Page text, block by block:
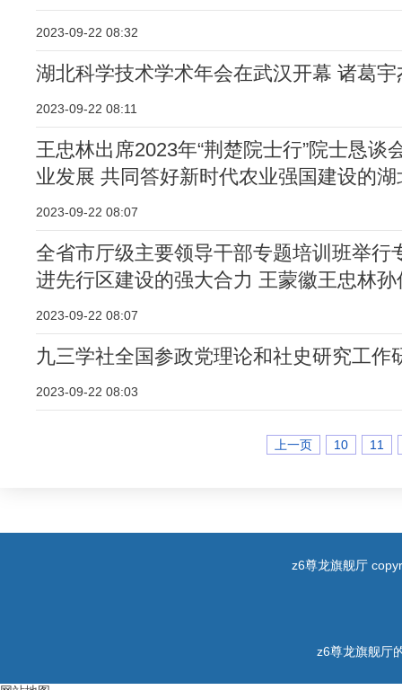
2023-09-22 08:32
湖北科学技术学术年会在武汉开幕 诸葛
2023-09-22 08:11
王忠林出席2023年“荆楚院士行”院士恳
业发展 共同答好新时代农业强国建设的湖
2023-09-22 08:07
全省市厅级主要领导干部专题培训班举
进先行区建设的强大合力 王蒙徽王忠林
2023-09-22 08:07
九三学社全国参政党理论和社史研究工作
2023-09-22 08:03
上一页 10 11
z6尊龙旗舰厅
z6尊龙旗舰厅